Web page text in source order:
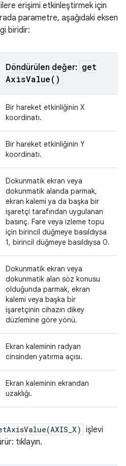
erişimi etkinleştirmek için
parametre, aşağıdaki eksen
biridir:
Döndürülen değer: get
AxisValue()
Bir hareket etkinliğinin X
koordinatı.
Bir hareket etkinliğinin Y
koordinatı.
Dokunmatik ekran veya
dokunmatik alanda parmak,
ekran kalemi ya da başka bir
işaretçi tarafından uygulanan
basınç. Fare veya izleme topu
için birincil düğmeye basıldıysa
1, birincil düğmeye basıldıysa 0.
Dokunmatik ekran veya
dokunmatik alan söz konusu
olduğunda parmak, ekran
kalemi veya başka bir
işaretçinin cihazın dikey
düzlemine göre yönü.
Ekran kaleminin radyan
cinsinden yatırma açısı.
Ekran kaleminin ekrandan
uzaklığı.
işlevi
tıklayın.